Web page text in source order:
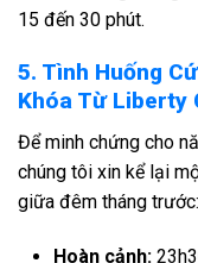
15 đến 30 phút.
5. Tình Huống
Khóa Từ Liberty
Để minh chứng cho
chúng tôi xin kể lại
giữa đêm tháng trước:
Hoàn cảnh: